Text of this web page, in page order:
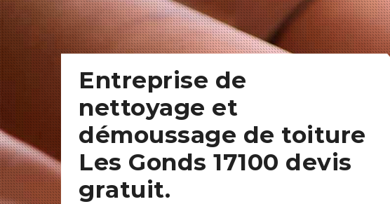
Entreprise de
nettoyage et
démoussage de toiture
Les Gonds 17100 devis
gratuit.